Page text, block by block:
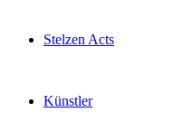
Stelzen Acts
Künstler